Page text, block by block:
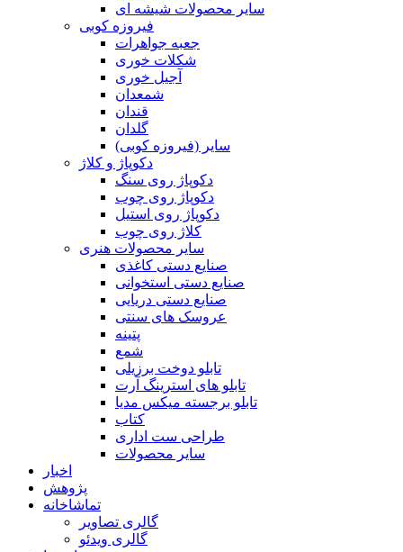
سایر محصولات شیشه ای
فیروزه کوبی
جعبه جواهرات
شکلات خوری
آجیل خوری
شمعدان
قندان
گلدان
سایر (فیروزه کوبی)
دکوپاژ و کلاژ
دکوپاژ روی سنگ
دکوپاژ روی چوب
دکوپاژ روی استیل
کلاژ روی چوب
سایر محصولات هنری
صنایع دستی کاغذی
صنایع دستی استخوانی
صنایع دستی دریایی
عروسک های سنتی
پتینه
شمع
تابلو دوخت برزیلی
تابلو های استرینگ آرت
تابلو برجسته میکس مدیا
کتاب
طراحی ست اداری
سایر محصولات
اخبار
پژوهش
تماشاخانه
گالری تصاویر
گالری ویدئو